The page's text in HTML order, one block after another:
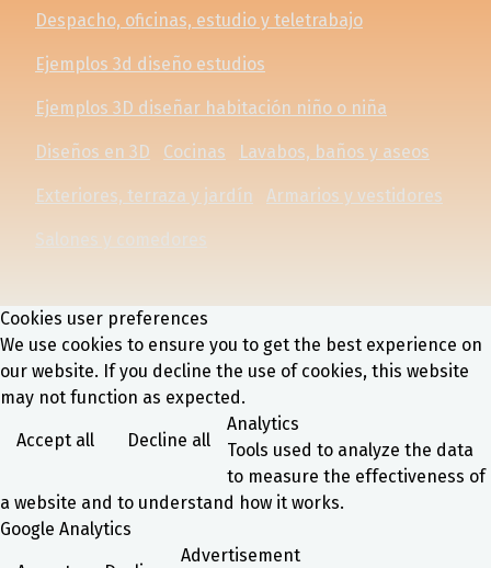
Despacho, oficinas, estudio y teletrabajo
Ejemplos 3d diseño estudios
Ejemplos 3D diseñar habitación niño o niña
Diseños en 3D Cocinas Lavabos, baños y aseos
Exteriores, terraza y jardín Armarios y vestidores
Salones y comedores
Cookies user preferences
We use cookies to ensure you to get the best experience on
our website. If you decline the use of cookies, this website
may not function as expected.
Accept all Decline all
Analytics
Tools used to analyze the data
to measure the effectiveness of
a website and to understand how it works.
Google Analytics
Advertisement